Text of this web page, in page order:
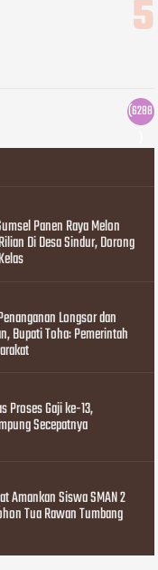
(6288
Panen Raya Melon
Di Desa Sindur, Dorong
Longsor dan
Bupati Toha: Pemerintah
Proses Gaji ke-13,
Secepatnya
Amankan Siswa SMAN 2
Tua Rawan Tumbang